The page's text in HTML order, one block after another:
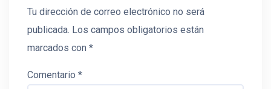
Tu dirección de correo electrónico no será
publicada. Los campos obligatorios están
marcados con *
Comentario *